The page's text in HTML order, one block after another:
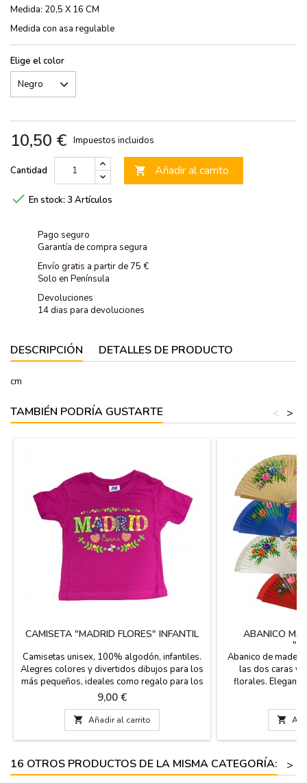
Medida: 20,5 X 16 CM
Medida con asa regulable
Elige el color
10,50 € Impuestos incluidos
Cantidad  Añadir al carrito
 En stock: 3 Artículos
Pago seguro
Garantía de compra segura
Envío gratis a partir de 75 €
Solo en Península
Devoluciones
14 dias para devoluciones
DESCRIPCIÓN DETALLES DE PRODUCTO
cm
TAMBIÉN PODRÍA GUSTARTE >
<
CAMISETA "MADRID FLORES" INFANTIL
Camisetas unisex, 100% algodón, infantiles.
Alegres colores y divertidos dibujos para los
más pequeños, ideales como regalo para los
niños y niñas. Tallas de la 2 años a la 11 años
Precio
9,00 €
 Añadir al carrito
ABANICO
Abanico de
las dos caras y
florales.
para que tengas
puedes llevarlo
cuelga abanico o
así no lo perderás

16 OTROS PRODUCTOS DE LA MISMA CATEGORÍA:
>